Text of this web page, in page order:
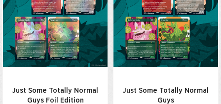
Just Some Totally Normal
Guys Foil Edition
Just Some Totally Normal
Guys